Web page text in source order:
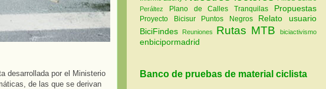
desarrollada por el Ministerio
de las que se derivan
Peráltez
Plano de Calles Tranquilas Propuestas
Proyecto Bicisur Puntos Negros
Relato usuario
BiciFindes
Reuniones Rutas MTB biciactivismo
enbicipormadrid
Banco de pruebas de material ciclista